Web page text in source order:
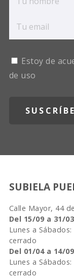
Estoy de
de uso
SUBIELA
Calle Mayor, 44
Del 15/09 a 31/03
Lunes a
cerrado
Del 01/04 a 14/09
Lunes a
cerrado